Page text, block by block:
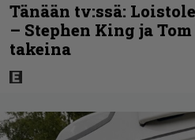
Tänään tv:ssä:
– Stephen King ja
takeina